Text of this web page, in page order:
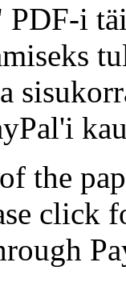
PDF-i
the
click